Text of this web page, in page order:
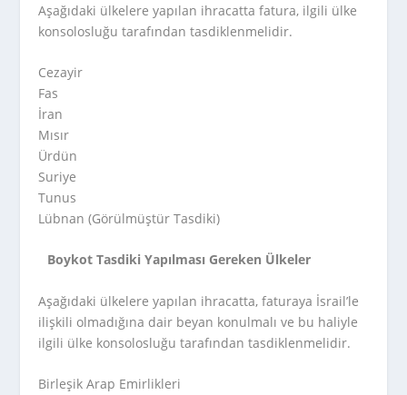
Aşağıdaki ülkelere yapılan ihracatta fatura, ilgili ülke
konsolosluğu tarafından tasdiklenmelidir.
Cezayir
Fas
İran
Mısır
Ürdün
Suriye
Tunus
Lübnan (Görülmüştür Tasdiki)
Boykot Tasdiki Yapılması Gereken Ülkeler
Aşağıdaki ülkelere yapılan ihracatta, faturaya İsrail’le
ilişkili olmadığına dair beyan konulmalı ve bu haliyle
ilgili ülke konsolosluğu tarafından tasdiklenmelidir.
Birleşik Arap Emirlikleri